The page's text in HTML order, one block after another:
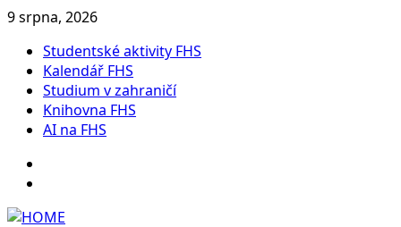
Skip
content
9 srpna, 2026
Studentské aktivity FHS
Kalendář FHS
Studium v zahraničí
Knihovna FHS
AI na FHS